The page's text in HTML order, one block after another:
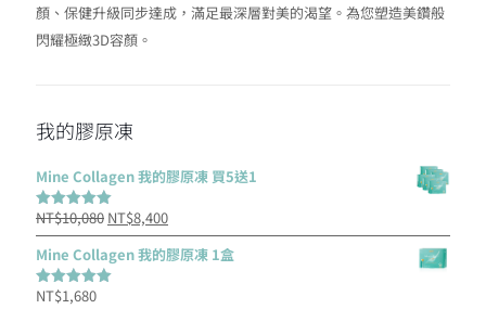
顏、保健升級同步達成，滿足最深層對美的渴望。為您塑造美鑽般
閃耀極緻3D容顏。
我的膠原凍
Mine Collagen 我的膠原凍 買5送1
評分5.00
NT$10,080 原
始
價
NT$8,400目
前
Mine Collagen 我的膠原凍 1盒
評分 5.00
NT$1,680